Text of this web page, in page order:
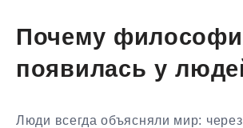
Почему
появилась у
Люди всегда объясняли мир: